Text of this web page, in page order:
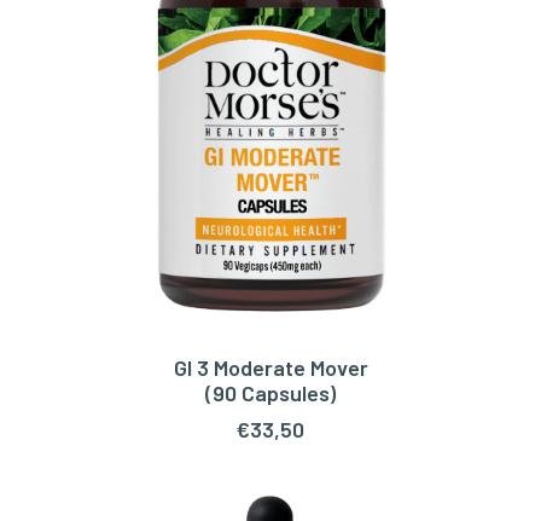
TOEVOEGEN AAN WINKELWAGEN
GI 3 Moderate Mover
(90 Capsules)
€33,50